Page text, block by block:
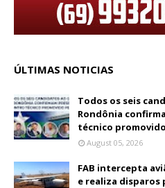
ÚLTIMAS NOTICIAS
Todos os seis
Rondônia
técnico promovido
August 05, 2026
FAB intercepta
e realiza disparos